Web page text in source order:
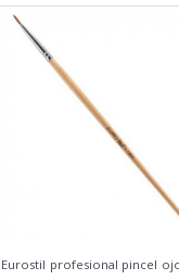
Eurostil profesional pincel